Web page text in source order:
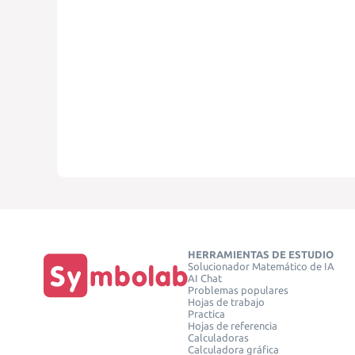
HERRAMIENTAS DE ESTUDIO
Solucionador Matemático de IA
AI Chat
Problemas populares
Hojas de trabajo
Practica
Hojas de referencia
Calculadoras
Calculadora gráfica